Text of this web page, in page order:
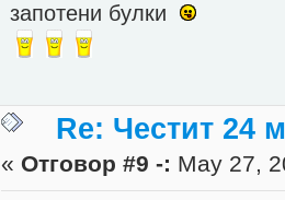
запотени булки
Re: Честит 24
« Отговор #9 -: May 27,